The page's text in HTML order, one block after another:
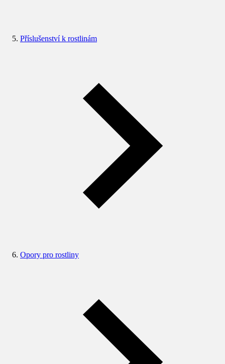
Příslušenství k rostlinám
Opory pro rostliny